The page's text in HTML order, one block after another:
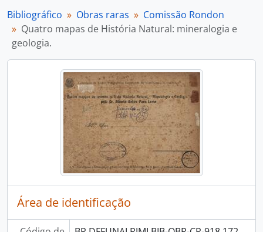
Bibliográfico Obras raras
Comissão Rondon
Quatro mapas de História Natural: mineralogia e
geologia.
Área de identificação